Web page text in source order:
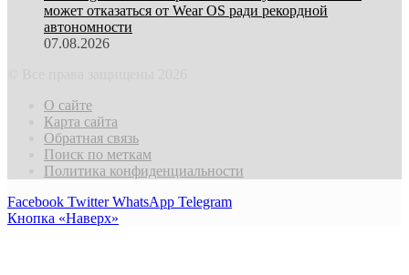
может отказаться от Wear OS ради рекордной
автономности
07.08.2026
О сайте
Карта сайта
Обратная связь
Поиск по меткам
Политика конфиденциальности
Facebook Twitter WhatsApp Telegram
Кнопка «Наверх»